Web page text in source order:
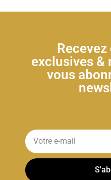
exclusives &
vous